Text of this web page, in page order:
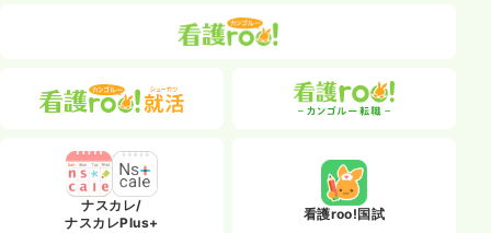
ナスカレ/
ナスカレPlus+
看護roo!国試